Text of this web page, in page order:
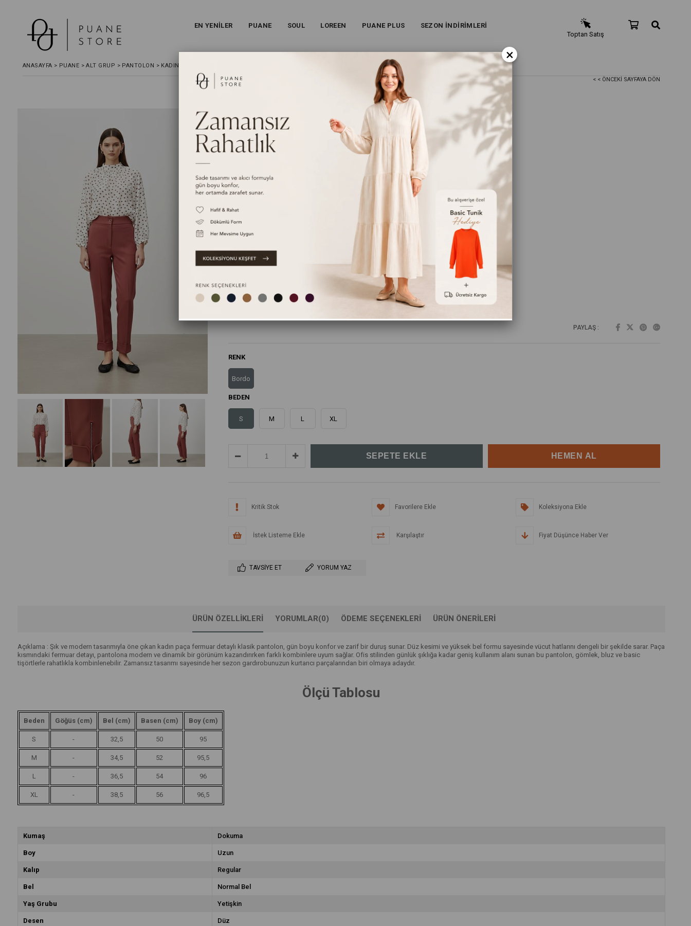
Toptan Satış
EN YENİLER PUANE SOUL LOREEN PUANE PLUS SEZON İNDİRİMLERİ
ANASAYFA > PUANE > ALT GRUP > PANTOLON > KADIN PAÇA FERMUAR DETAYLI KLASIK PANTOLON – 18294PNT - BORDO
< < ÖNCEKI SAYFAYA DÖN
Kadın Paça Fermuar Detaylı Klasik Pantolon – 18294PNT - Bordo
₺2.499,00
₺1.299,00
Bu ürünün yanında bunları da tavsiye ediyoruz.
PAYLAŞ :
RENK
Bordo
BEDEN
S M L XL
Kritik Stok Favorilere Ekle Koleksiyona Ekle
İstek Listeme Ekle Karşılaştır Fiyat Düşünce Haber Ver
TAVSIYE ET YORUM YAZ
ÜRÜN ÖZELLIKLERI YORUMLAR(0) ÖDEME SEÇENEKLERI ÜRÜN ÖNERILERI
Açıklama : Şık ve modern tasarımıyla öne çıkan kadın paça fermuar detaylı klasik pantolon, gün boyu konfor ve zarif bir duruş sunar. Düz kesimi ve yüksek bel formu sayesinde vücut hatlarını dengeli bir şekilde sarar. Paça
kısmındaki fermuar detayı, pantolona modern ve dinamik bir görünüm kazandırırken farklı kombinlere uyum sağlar. Ofis stilinden günlük şıklığa kadar geniş kullanım alanı sunan bu pantolon, gömlek, bluz ve basic
tişörtlerle rahatlıkla kombinlenebilir. Zamansız tasarımı sayesinde her sezon gardırobunuzun kurtarıcı parçalarından biri olmaya adaydır.
Ölçü Tablosu
Beden Göğüs (cm) Bel (cm) Basen (cm) Boy (cm)
S - 32,5 50 95
M - 34,5 52 95,5
L - 36,5 54 96
XL - 38,5 56 96,5
Kumaş Dokuma
Boy Uzun
Kalıp Regular
Bel Normal Bel
Yaş Grubu Yetişkin
Desen Düz
×